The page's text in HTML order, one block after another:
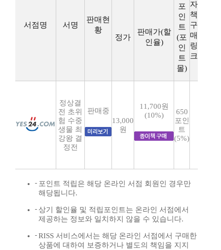
서점명 서명
판매현
황
자
책
구
매
링
크
정가
판매가(할
인율)
포
인
트
(포
인
트
몰)
정상결
전 초위
험 수중
생물 최
강왕 결
정전
판매중
13,000
원
11,700원
(10%)
650
포인
트
(5%)
포인트 적립은 해당 온라인 서점 회원인 경우만
해당됩니다.
상기 할인율 및 적립포인트는 온라인 서점에서
제공하는 정보와 일치하지 않을 수 있습니다.
RISS 서비스에서는 해당 온라인 서점에서 구매한
상품에 대하여 보증하거나 별도의 책임을 지지